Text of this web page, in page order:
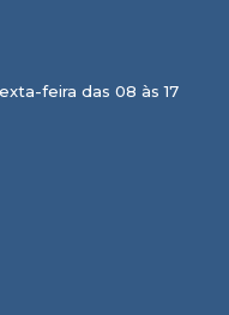
feira das 08 às 17